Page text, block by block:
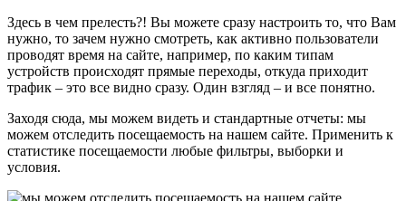
Здесь в чем прелесть?! Вы можете сразу настроить то, что Вам
нужно, то зачем нужно смотреть, как активно пользователи
проводят время на сайте, например, по каким типам
устройств происходят прямые переходы, откуда приходит
трафик – это все видно сразу. Один взгляд – и все понятно.
Заходя сюда, мы можем видеть и стандартные отчеты: мы
можем отследить посещаемость на нашем сайте. Применить к
статистике посещаемости любые фильтры, выборки и
условия.